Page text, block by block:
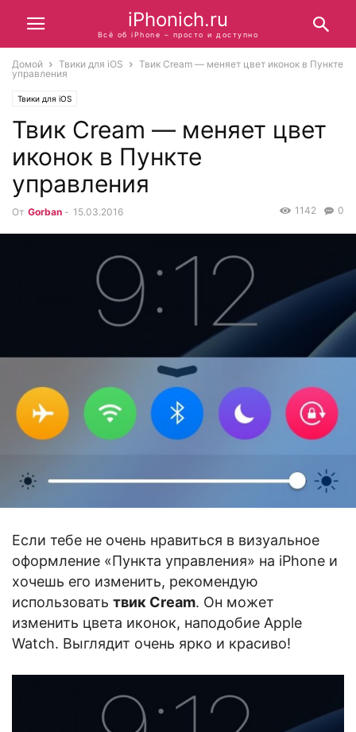
iPhonich.ru
Всё об iPhone – просто и доступно
Домой Твики для iOS
Твик Cream — меняет цвет иконок в Пункте
управления
Твики для iOS
Твик Cream — меняет цвет
иконок в Пункте
управления
От Gorban - 15.03.2016 0
1142
Если тебе не очень нравиться в визуальное
оформление «Пункта управления» на iPhone и
хочешь его изменить, рекомендую
использовать твик Cream. Он может
изменить цвета иконок, наподобие Apple
Watch. Выглядит очень ярко и красиво!